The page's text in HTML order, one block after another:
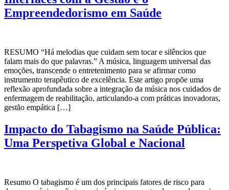
Empreendedorismo em Saúde
RESUMO “Há melodias que cuidam sem tocar e silêncios que
falam mais do que palavras.” A música, linguagem universal das
emoções, transcende o entretenimento para se afirmar como
instrumento terapêutico de excelência. Este artigo propõe uma
reflexão aprofundada sobre a integração da música nos cuidados de
enfermagem de reabilitação, articulando-a com práticas inovadoras,
gestão empática […]
Impacto do Tabagismo na Saúde Pública:
Uma Perspetiva Global e Nacional
Resumo O tabagismo é um dos principais fatores de risco para